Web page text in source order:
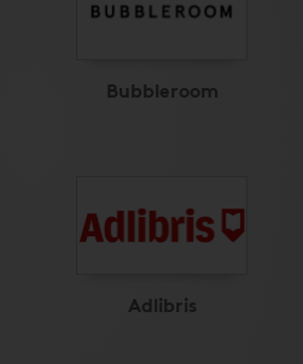
Bubbleroom
Adlibris